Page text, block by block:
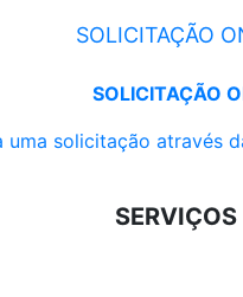
SOLICITAÇÃO
SOLICITAÇÃO
uma solicitação através